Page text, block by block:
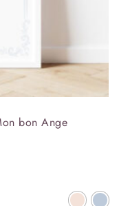
bon Ange